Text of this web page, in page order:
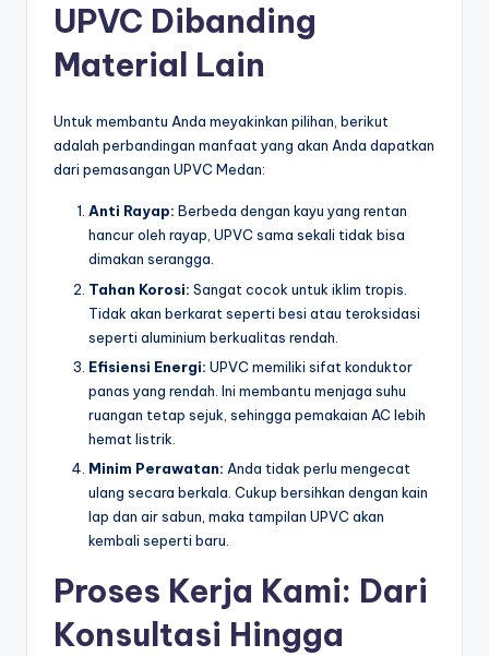
UPVC Dibanding
Material Lain
Untuk membantu Anda meyakinkan pilihan, berikut
adalah perbandingan manfaat yang akan Anda dapatkan
dari pemasangan UPVC Medan:
Anti Rayap: Berbeda dengan kayu yang rentan
hancur oleh rayap, UPVC sama sekali tidak bisa
dimakan serangga.
Tahan Korosi: Sangat cocok untuk iklim tropis.
Tidak akan berkarat seperti besi atau teroksidasi
seperti aluminium berkualitas rendah.
Efisiensi Energi: UPVC memiliki sifat konduktor
panas yang rendah. Ini membantu menjaga suhu
ruangan tetap sejuk, sehingga pemakaian AC lebih
hemat listrik.
Minim Perawatan: Anda tidak perlu mengecat
ulang secara berkala. Cukup bersihkan dengan kain
lap dan air sabun, maka tampilan UPVC akan
kembali seperti baru.
Proses Kerja Kami: Dari
Konsultasi Hingga